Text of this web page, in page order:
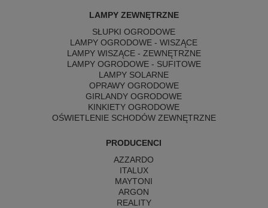
LAMPY ZEWNĘTRZNE
SŁUPKI OGRODOWE
LAMPY OGRODOWE - WISZĄCE
LAMPY WISZĄCE - ZEWNĘTRZNE
LAMPY OGRODOWE - SUFITOWE
LAMPY SOLARNE
OPRAWY OGRODOWE
GIRLANDY OGRODOWE
KINKIETY OGRODOWE
OŚWIETLENIE SCHODÓW ZEWNĘTRZNE
PRODUCENCI
AZZARDO
ITALUX
MAYTONI
ARGON
REALITY